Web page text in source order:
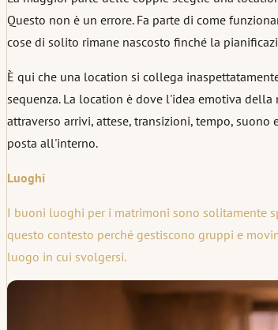
Questo non è un errore. Fa parte di come
cose di solito rimane nascosto finché la
È qui che una location si collega
sequenza. La location è dove l'idea emotiva
attraverso arrivi, attese, transizioni, tempo,
posta all'interno.
Luoghi
I buoni luoghi per i matrimoni sono solitamente
questo contesto perché gestiscono gruppi e
luogo in cui svolgersi.